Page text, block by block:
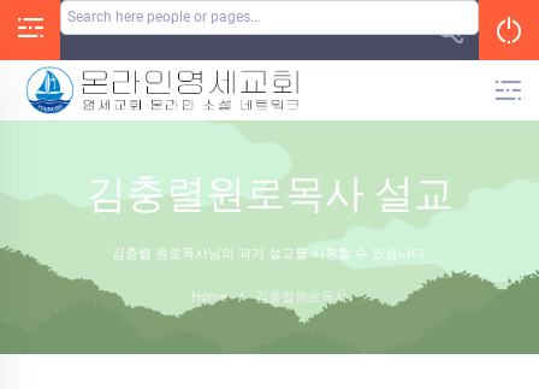
김충렬원로목사 설교
김충렬 원로목사님의 과거 설교를 시청할 수 있습니다.
Home / 김충렬원로목사